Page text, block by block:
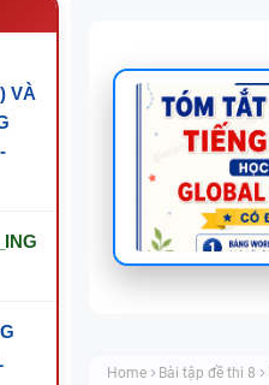
VÀ
Home Bài tập đề thi 8